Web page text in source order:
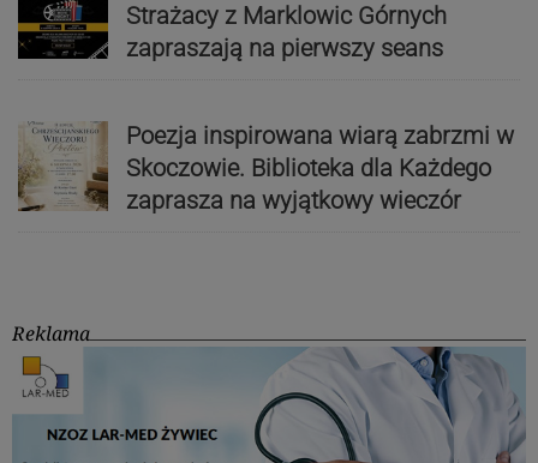
Strażacy z Marklowic Górnych
zapraszają na pierwszy seans
Poezja inspirowana wiarą zabrzmi w
Skoczowie. Biblioteka dla Każdego
zaprasza na wyjątkowy wieczór
Reklama